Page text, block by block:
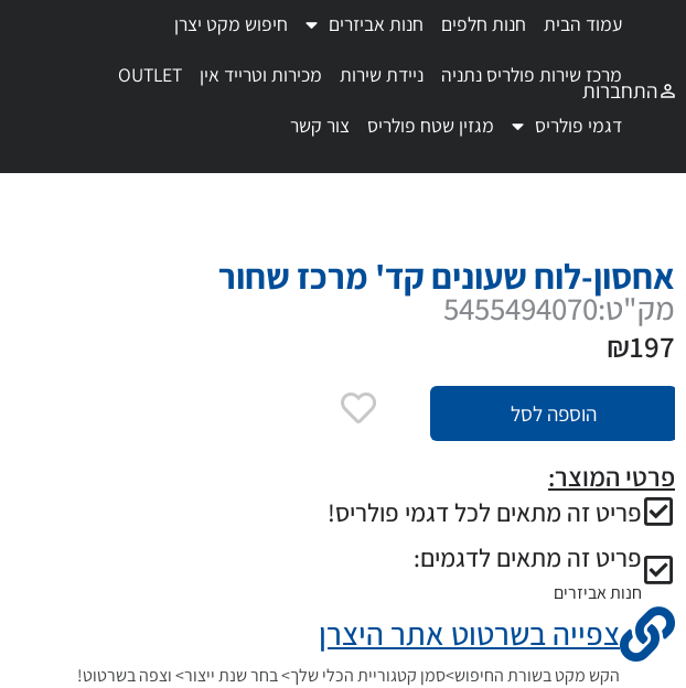
התחברות
עמוד הבית חנות חלפים חנות אביזרים
חיפוש מקט יצרן
מרכז שירות פולריס נתניה
ניידת שירות מכירות וטרייד אין
OUTLET
דגמי פולריס
מגזין שטח פולריס צור קשר
אחסון-לוח שעונים קד' מרכז שחור
מק"ט:5455494070
₪197
הוספה לסל
פרטי המוצר:
פריט זה מתאים לכל דגמי פולריס!
פריט זה מתאים לדגמים:
חנות אביזרים
צפייה בשרטוט אתר היצרן
הקש מקט בשורת החיפוש>סמן קטגוריית הכלי שלך> בחר שנת ייצור> וצפה בשרטוט!